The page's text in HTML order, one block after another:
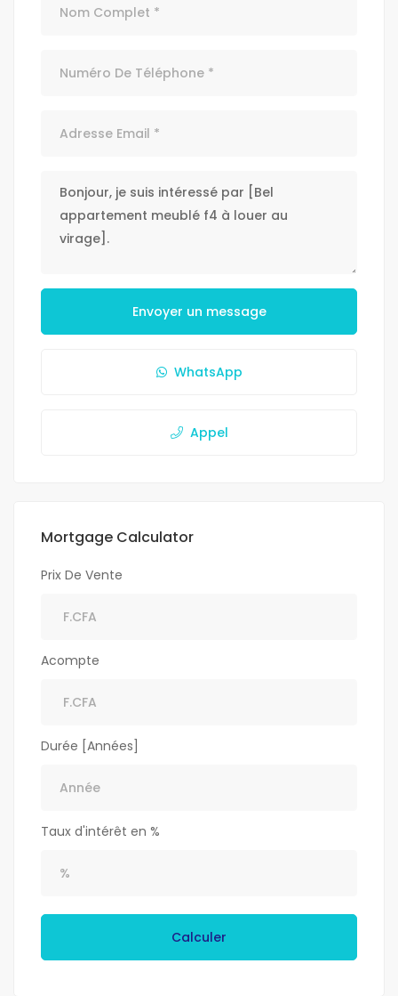
Envoyer un message
WhatsApp
Appel
Mortgage Calculator
Prix De Vente
Acompte
Durée [Années]
Taux d'intérêt en %
Calculer